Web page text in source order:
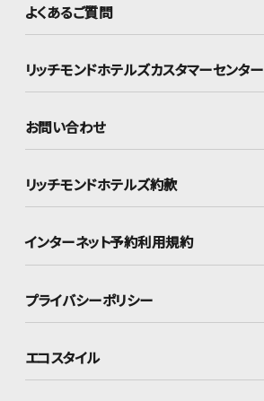
よくあるご質問
リッチモンドホテルズカスタマーセンター
お問い合わせ
リッチモンドホテルズ約款
インターネット予約利用規約
プライバシーポリシー
エコスタイル